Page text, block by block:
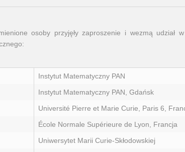
osoby przyjęły zaproszenie i wezmą udział
Instytut Matematyczny PAN
Instytut Matematyczny PAN, Gdańsk
Université Pierre et Marie Curie, Paris 6,
École Normale Supérieure de Lyon, Francja
Uniwersytet Marii Curie-Skłodowskiej